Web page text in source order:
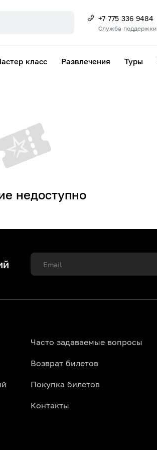
+7 775 336 9484
Служба поддержки
класс Развлечения Туры
недоступно
Часто задаваемые вопросы
Возврат билетов
Покупка билетов
Контакты